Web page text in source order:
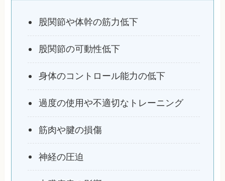
股関節や体幹の筋力低下
股関節の可動性低下
身体のコントロール能力の低下
過度の使用や不適切なトレーニング
筋肉や腱の損傷
神経の圧迫